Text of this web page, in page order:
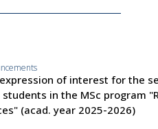
of interest for the
in the MSc program
(acad. year 2025-2026)